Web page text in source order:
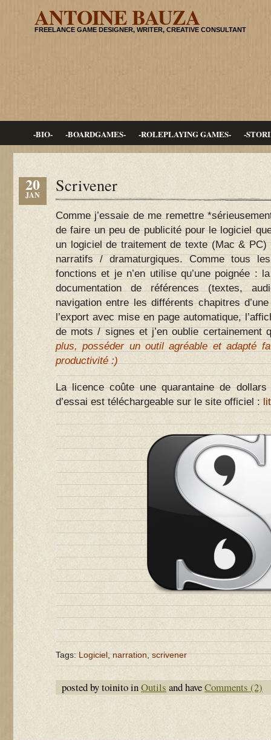
ANTOINE BAUZA
FREELANCE GAME DESIGNER, WRITER, CREATIVE CONSULTANT
-BIO- -BOARDGAMES- -ROLEPLAYING GAMES- -
20
JAN Scrivener
Comme j’essaie de me remettre
de faire un peu de publicité pour le logiciel
un logiciel de traitement de texte (Mac & PC)
narratifs / dramaturgiques. Comme tous
fonctions et je n’en utilise qu’une poignée :
documentation de références (textes,
navigation entre les différents chapitres
l’export avec mise en page automatique,
de mots / signes et j’en oublie certainement
plus, posséder un outil agréable et adapté
productivité :)
La licence coûte une quarantaine de
d’essai est téléchargeable sur le site officiel :
Tags:Logiciel,narration,scrivener
posted by toinito inOutils and haveComments (2)